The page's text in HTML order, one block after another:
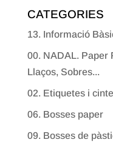
CATEGORIES
13. Informació
00. NADAL. Paper
Llaços, Sobres...
02. Etiquetes i
06. Bosses paper
09. Bosses de